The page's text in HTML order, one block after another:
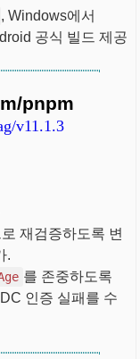
, Windows에서
공식 빌드 제공
pnpm
v11.1.3
로 재검증하도록 변
.
를 존중하도록
인증 실패를 수